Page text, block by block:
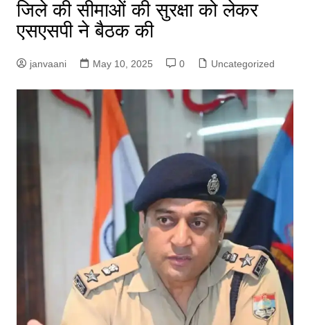
जिले की सीमाओं की सुरक्षा को लेकर
एसएसपी ने बैठक की
janvaani May 10, 2025 0 Uncategorized